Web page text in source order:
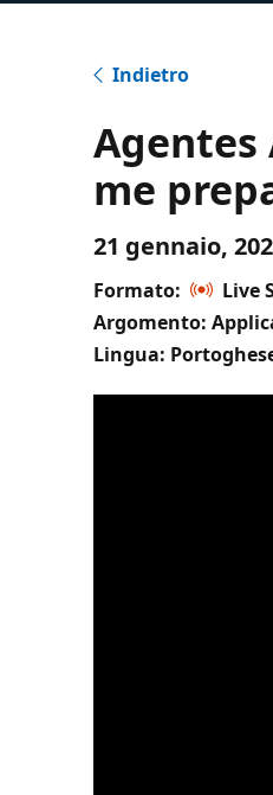
Indietro
Agentes
me
21 gennaio,
Formato:
Live
Argomento:
Lingua: